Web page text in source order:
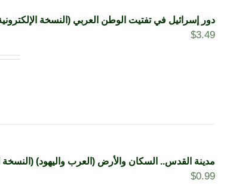
دور إسرائيل في تفتيت الوطن العربي (النسخة
$3.49
مدينة القدس.. السكان والأرض (العرب واليهود) (النسخة
$0.99